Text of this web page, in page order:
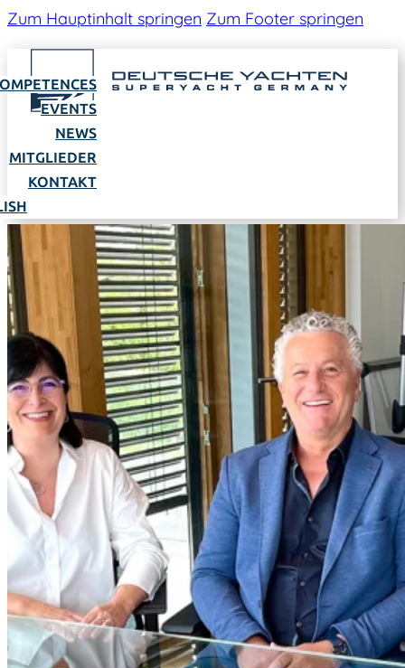
Zum Hauptinhalt springen Zum Footer springen
EVENTS
NEWS
MITGLIEDER
KONTAKT